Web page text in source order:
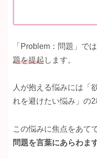
「Problem：問題」では
題を提起します。
人が抱える悩みには「
れを避けたい悩み」の2
この悩みに焦点をあて
問題を言葉にあらわま